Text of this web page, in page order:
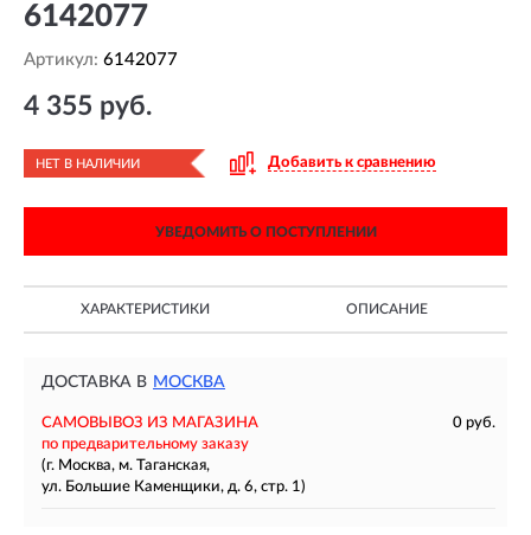
6142077
Артикул: 6142077
4 355 руб.
НЕТ В НАЛИЧИИ Добавить к сравнению
УВЕДОМИТЬ О ПОСТУПЛЕНИИ
ХАРАКТЕРИСТИКИ ОПИСАНИЕ
ДОСТАВКА В МОСКВА
САМОВЫВОЗ ИЗ МАГАЗИНА
0 руб.
по предварительному заказу
(г. Москва, м. Таганская,
ул. Большие Каменщики, д. 6, стр. 1)